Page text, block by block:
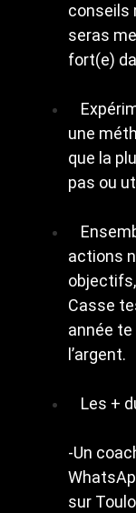
conseils
seras
fort(e)
une
que la
pas ou
actions
Casse
année
l’argent.
Les +
-Un
sur